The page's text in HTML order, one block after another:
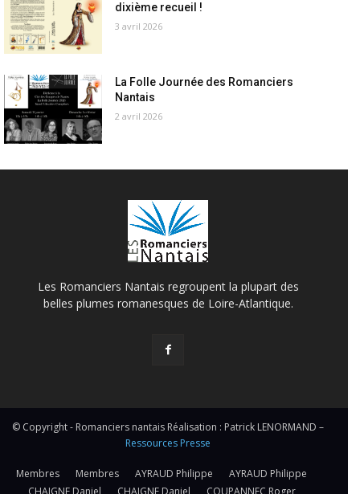
dixième recueil !
3 avril 2026
La Folle Journée des Romanciers
Nantais
2 avril 2026
Les Romanciers Nantais regroupent la plupart des
belles plumes romanesques de Loire-Atlantique.
© Copyright - Romanciers nantais Réalisation : Patrick LENORMAND –
Ressources Presse
Membres Membres AYRAUD Philippe
AYRAUD Philippe